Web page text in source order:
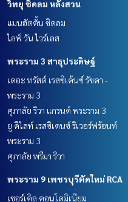
วิทยุ ชิดลม หลังสวน
แมนฮัตตั้น ชิดลม
ไลฟ์ วัน ไวร์เลส
พระราม 3 สาธุประดิษฐ์
เดอะ ทรัสต์ เรสซิเด้นซ์ รัชดา -
พระราม 3
ศุภาลัย ริวา แกรนด์ พระราม 3
ยู ดีไลท์ เรสซิเดนซ์ ริเวอร์ฟร้อนท์
พระราม 3
ศุภาลัย พรีมา ริวา
พระราม 9 เพชรบุรีตัดใหม่ RCA
เซอร์เคิล คอนโดมิเนียม